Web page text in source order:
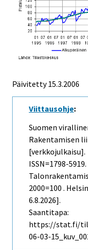
Päivitetty15.3.2006
Viittausohje:
Suomen
Rakentamisen
[verkkojulkaisu].
ISSN=1798-5919.
2000=100 .
6.8.2026].
Saantitapa:
https://stat.fi/til/
06-03-